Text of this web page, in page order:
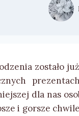
zostało
dla nas
i gorsze